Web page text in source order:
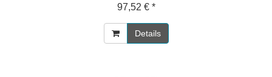
97,52 € *
Details